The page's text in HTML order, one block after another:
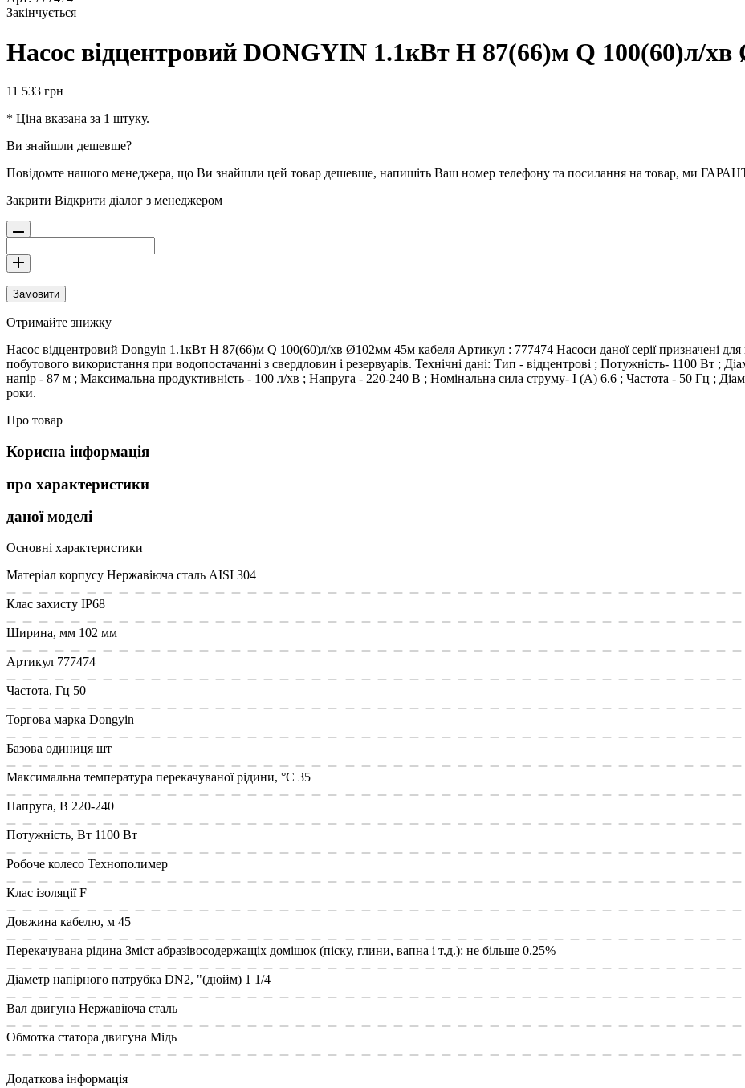
Закінчується
Насос вiдцентровий DONGYIN 1.1кВт H 87(66)м Q 100(60)л/
11 533 грн
* Ціна вказана за 1 штуку.
Ви знайшли дешевше?
Повідомте нашого менеджера, що Ви знайшли цей товар дешевше, напишіть Ваш номер телефону та посилання на товар, ми
Закрити Відкрити діалог з менеджером
Замовити
Отримайте знижку
Насос вiдцентровий Dongyin 1.1кВт H 87(66)м Q 100(60)л/хв Ø102мм 45м кабеля Артикул : 777474 Насоси даної серії призначені для
побутового використання при водопостачанні з свердловин і резервуарів. Технічні дані: Тип - відцентрові ; Потужність- 1100 Вт ;
напір - 87 м ; Максимальна продуктивність - 100 л/хв ; Напруга - 220-240 В ; Номінальна сила струму- I (А) 6.6 ; Частота - 50 Гц ;
роки.
Про товар
Корисна інформація
про характеристики
даної моделі
Основні характеристики
Матеріал корпусу Нержавіюча сталь AISI 304
Клас захисту IP68
Ширина, мм 102 мм
Артикул 777474
Частота, Гц 50
Торгова марка Dongyin
Базова одиниця шт
Максимальна температура перекачуваної рідини, °C 35
Напруга, В 220-240
Потужність, Вт 1100 Вт
Робоче колесо Технополимер
Клас ізоляції F
Довжина кабелю, м 45
Перекачувана рідина Зміст абразівосодержащіх домішок (піску, глини, вапна і т.д.): не більше 0.25%
Діаметр напірного патрубка DN2, "(дюйм) 1 1/4
Вал двигуна Нержавіюча сталь
Обмотка статора двигуна Мідь
Додаткова інформація